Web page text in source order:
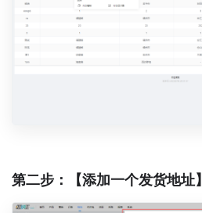
第二步：【添加一个发货地址】